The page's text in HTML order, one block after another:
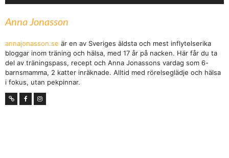
Anna Jonasson
annajonasson.se är en av Sveriges äldsta och mest inflytelserika
bloggar inom träning och hälsa, med 17 år på nacken. Här får du ta
del av träningspass, recept och Anna Jonassons vardag som 6-
barnsmamma, 2 katter inräknade. Alltid med rörelseglädje och hälsa
i fokus, utan pekpinnar.